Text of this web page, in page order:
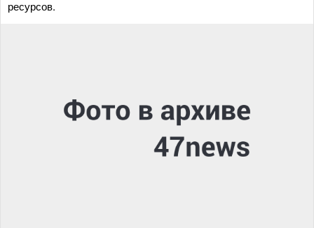
ресурсов.